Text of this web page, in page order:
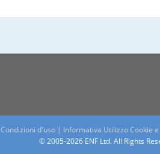
Condizioni d'uso| Informativa Utilizzo Cookie
© 2005-2026 ENF Ltd. All Rights